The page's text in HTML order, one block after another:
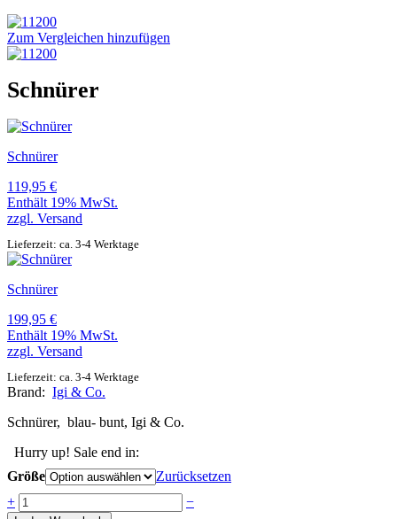
Zum Vergleichen hinzufügen
Schnürer
Schnürer
119,95 €
Enthält 19% MwSt.
zzgl. Versand
Lieferzeit: ca. 3-4 Werktage
Schnürer
199,95 €
Enthält 19% MwSt.
zzgl. Versand
Lieferzeit: ca. 3-4 Werktage
Brand: Igi & Co.
Schnürer, blau- bunt, Igi & Co.
Hurry up! Sale end in:
Größe
Zurücksetzen
Anzahl
+ −